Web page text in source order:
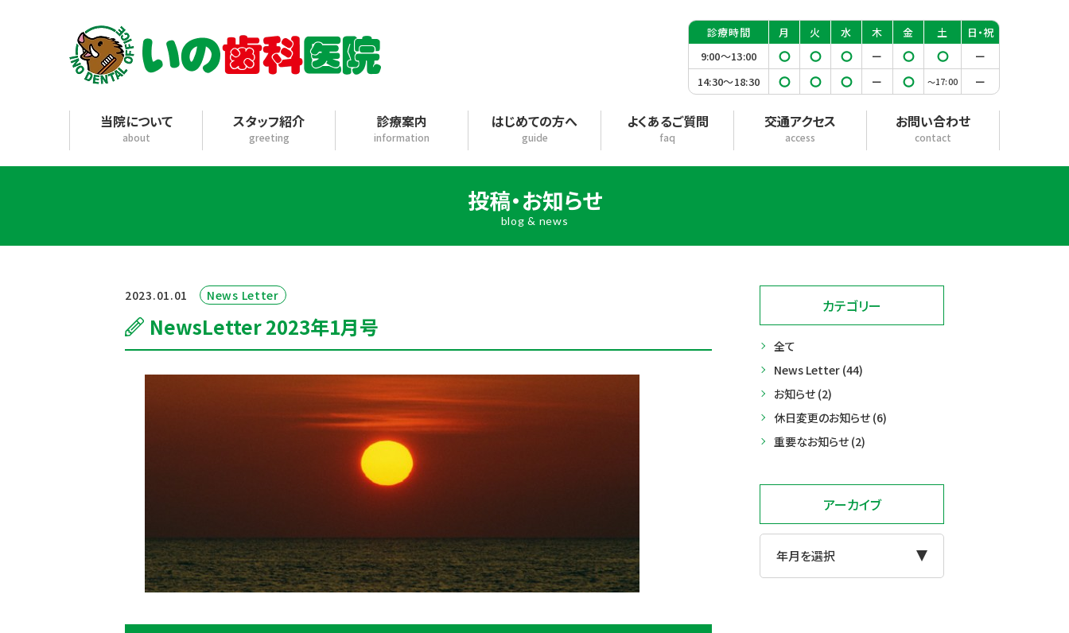
診療時間 月 火 水 木 金 土
日・祝
9:00〜13:00
◯ ◯ ◯ ー ◯ ◯
ー
14:30〜18:30
◯ ◯ ◯ ー ◯ 〜17:00 ー
当院について
about
スタッフ紹介
greeting
診療案内
information
はじめての方へ
guide
よくあるご質問
faq
交通アクセス
access
お問い合わせ
contact
投稿・お知らせ
blog & news
2023.01.01 News Letter
NewsLetter 2023年1月号
カテゴリー
全て
News Letter (44)
お知らせ (2)
休日変更のお知らせ (6)
重要なお知らせ (2)
アーカイブ